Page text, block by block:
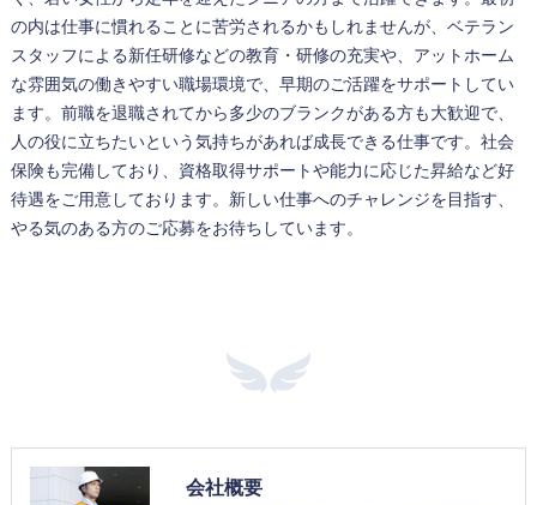
の内は仕事に慣れることに苦労されるかもしれませんが、ベテラン
スタッフによる新任研修などの教育・研修の充実や、アットホーム
な雰囲気の働きやすい職場環境で、早期のご活躍をサポートしてい
ます。前職を退職されてから多少のブランクがある方も大歓迎で、
人の役に立ちたいという気持ちがあれば成長できる仕事です。社会
保険も完備しており、資格取得サポートや能力に応じた昇給など好
待遇をご用意しております。新しい仕事へのチャレンジを目指す、
やる気のある方のご応募をお待ちしています。
会社概要